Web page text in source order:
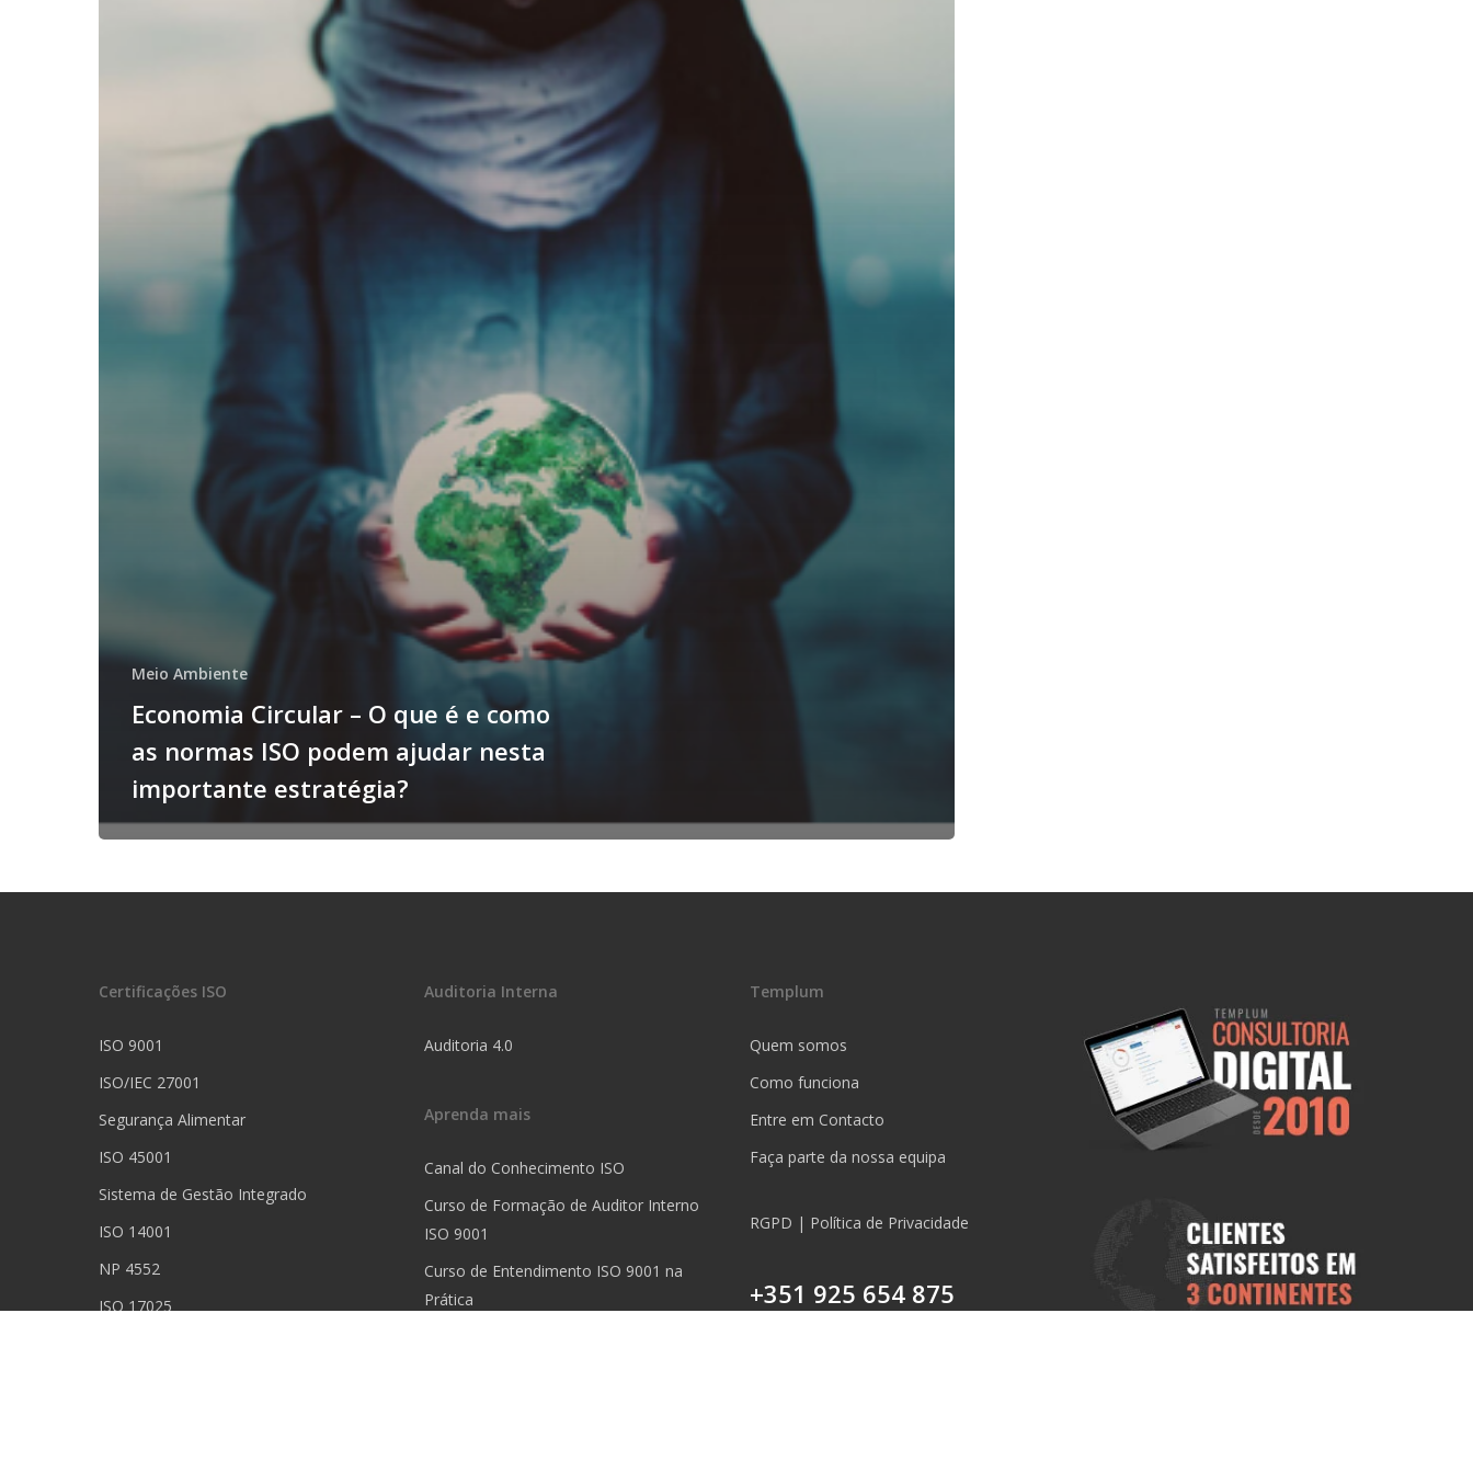
Meio Ambiente
Economia Circular – O que é e como
as normas ISO podem ajudar nesta
importante estratégia?
Certificações ISO
ISO 9001
ISO/IEC 27001
Segurança Alimentar
ISO 45001
Sistema de Gestão Integrado
ISO 14001
NP 4552
ISO 17025
Auditoria Interna
Auditoria 4.0
Aprenda mais
Canal do Conhecimento ISO
Curso de Formação de Auditor Interno
ISO 9001
Curso de Entendimento ISO 9001 na
Prática
Templum
Quem somos
Como funciona
Entre em Contacto
Faça parte da nossa equipa
RGPD | Política de Privacidade
+351 925 654 875